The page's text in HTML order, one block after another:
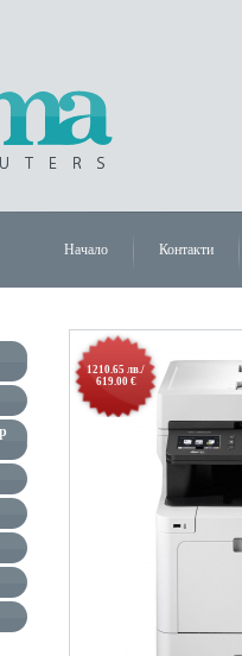
Начало Контакти
1210.65 лв./
619.00 €